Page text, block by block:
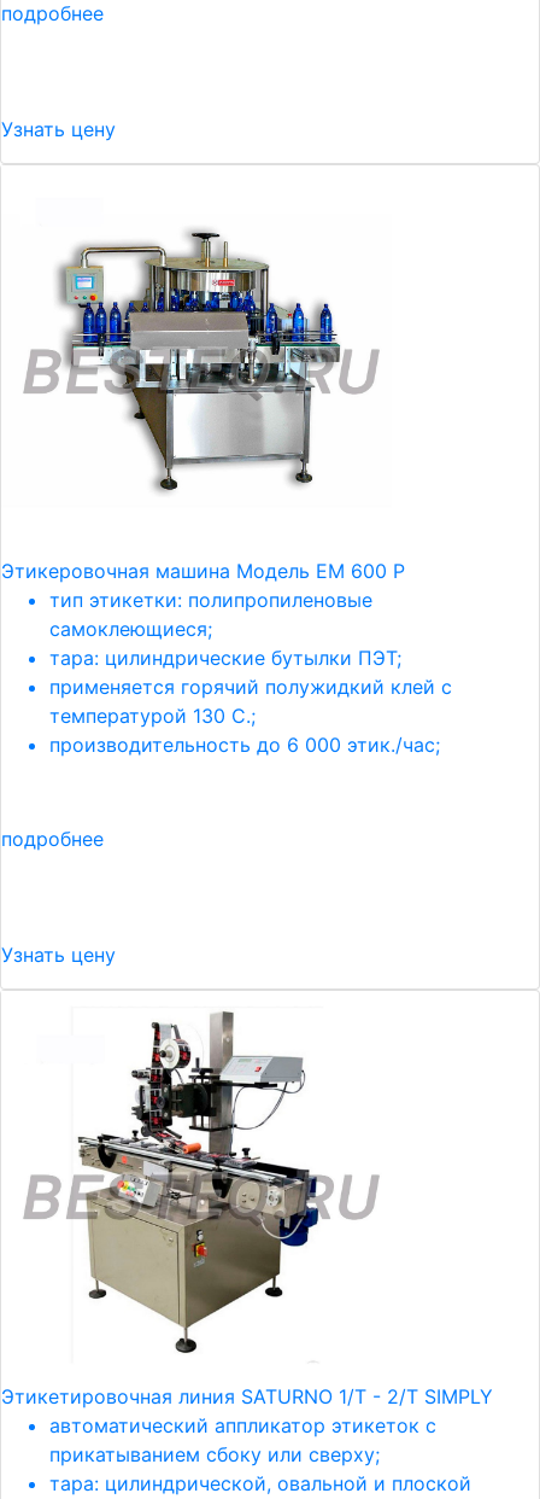
подробнее
Узнать цену
Этикеровочная машина Модель ЕМ 600 Р
тип этикетки: полипропиленовые
самоклеющиеся;
тара: цилиндрические бутылки ПЭТ;
применяется горячий полужидкий клей с
температурой 130 С.;
производительность до 6 000 этик./час;
подробнее
Узнать цену
Этикетировочная линия SATURNO 1/T - 2/T SIMPLY
автоматический аппликатор этикеток с
прикатыванием сбоку или сверху;
тара: цилиндрической, овальной и плоской